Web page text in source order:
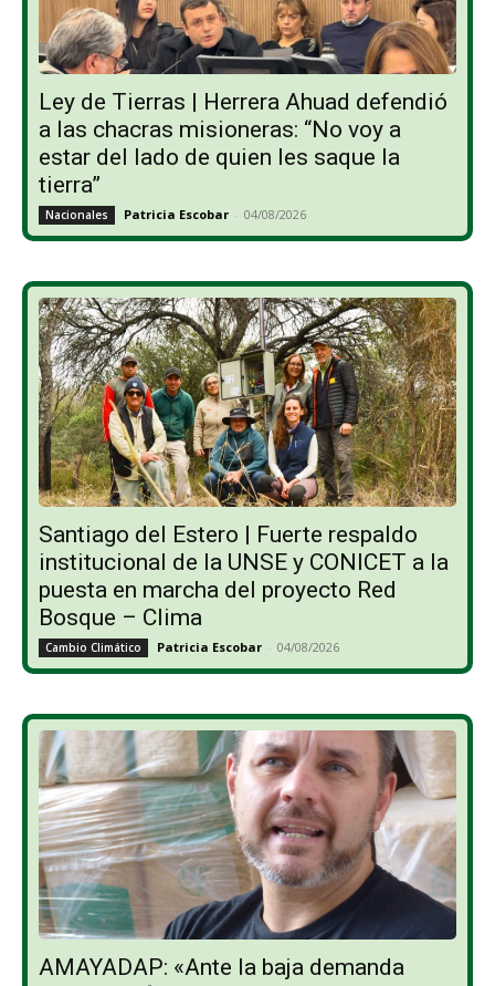
Ley de Tierras | Herrera Ahuad defendió
a las chacras misioneras: “No voy a
estar del lado de quien les saque la
tierra”
Nacionales Patricia Escobar - 04/08/2026
Santiago del Estero | Fuerte respaldo
institucional de la UNSE y CONICET a la
puesta en marcha del proyecto Red
Bosque – Clima
Cambio Climático Patricia Escobar - 04/08/2026
AMAYADAP: «Ante la baja demanda